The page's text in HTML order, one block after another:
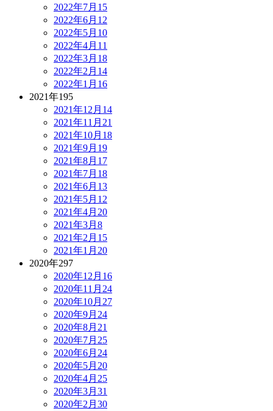
2022年7月 15
2022年6月 12
2022年5月 10
2022年4月 11
2022年3月 18
2022年2月 14
2022年1月 16
2021年195
2021年12月 14
2021年11月 21
2021年10月 18
2021年9月 19
2021年8月 17
2021年7月 18
2021年6月 13
2021年5月 12
2021年4月 20
2021年3月 8
2021年2月 15
2021年1月 20
2020年297
2020年12月 16
2020年11月 24
2020年10月 27
2020年9月 24
2020年8月 21
2020年7月 25
2020年6月 24
2020年5月 20
2020年4月 25
2020年3月 31
2020年2月 30